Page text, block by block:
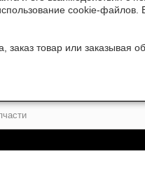
cookie-файлов.
заказ товар или заказывая